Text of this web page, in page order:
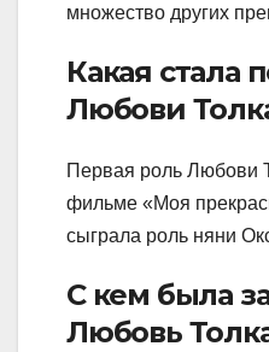
множество других
Какая стала
Любови
Первая роль Любови
фильме «Моя
сыграла роль няни
С кем была
Любовь